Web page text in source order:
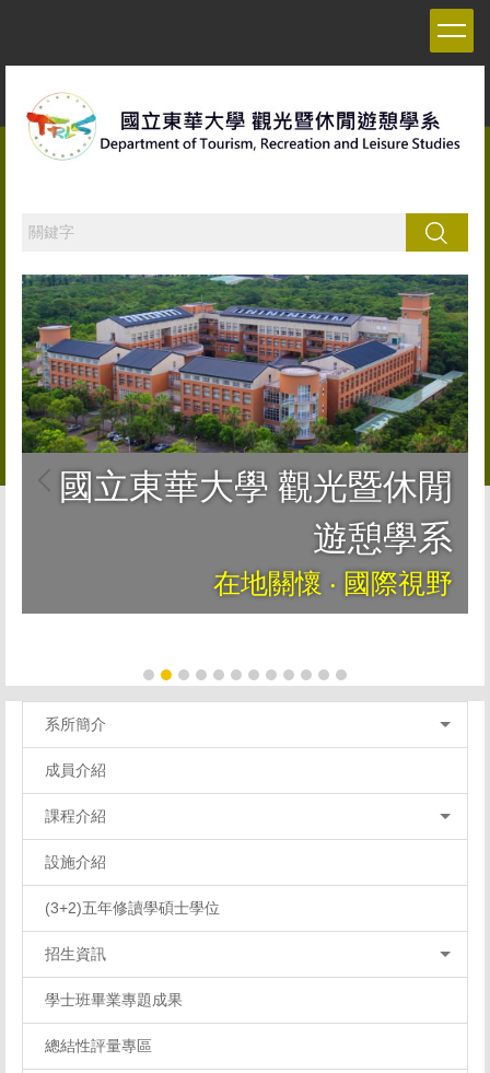
搜尋
國立東華大學 觀光暨休閒
遊憩學系
在地關懷 ‧ 國際視野
系所簡介
成員介紹
課程介紹
設施介紹
(3+2)五年修讀學碩士學位
招生資訊
學士班畢業專題成果
總結性評量專區